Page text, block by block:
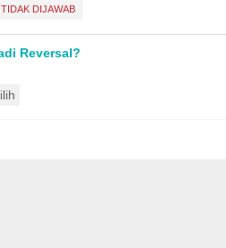
TIDAK DIJAWAB
Reversal?